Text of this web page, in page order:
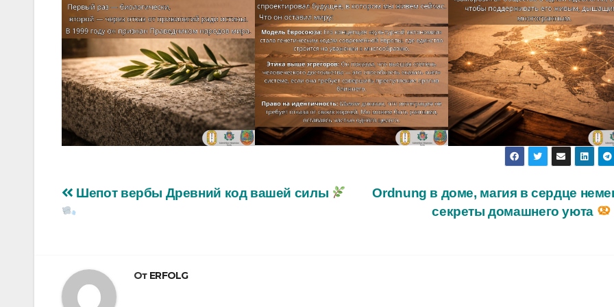
Навигация
Ordnung в доме, магия в сердце
секреты домашнего уюта
Шепот вербы Древний код вашей силы
От ERFOLG